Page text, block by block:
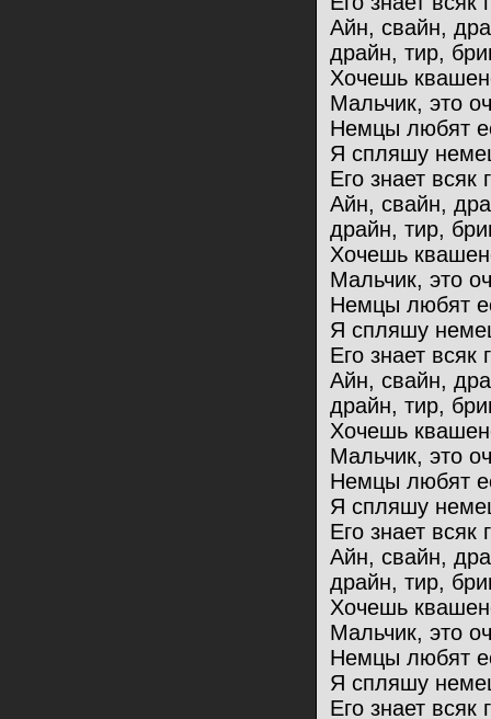
Айн, свайн,
драйн, тир,
Хочешь
Мальчик, это
Немцы любят
Я спляшу
Его знает всяк
Айн, свайн,
драйн, тир,
Хочешь
Мальчик, это
Немцы любят
Я спляшу
Его знает всяк
Айн, свайн,
драйн, тир,
Хочешь
Мальчик, это
Немцы любят
Я спляшу
Его знает всяк
Айн, свайн,
драйн, тир,
Хочешь
Мальчик, это
Немцы любят
Я спляшу
Его знает всяк